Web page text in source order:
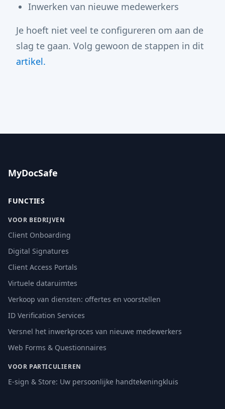
Inwerken van nieuwe medewerkers
Je hoeft niet veel te configureren om aan de
slag te gaan. Volg gewoon de stappen in dit
artikel.
MyDocSafe
FUNCTIES
VOOR BEDRIJVEN
Client Onboarding
Digital Signatures
Client Access Portals
Virtuele dataruimtes
Verkoop van diensten: offertes en voorstellen
ID Verification Services
Versnel het inwerkproces van nieuwe medewerkers
Web Forms & Questionnaires
VOOR PARTICULIEREN
E-sign & Store: Uw persoonlijke handtekeningkluis